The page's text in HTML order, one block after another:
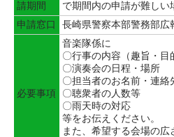
請期間
で期間内の申請が難しい
申請窓口
長崎県警察本部警務部広
必要事項
音楽隊係に
〇行事の内容（趣旨・目
〇演奏会の日程・場所
〇担当者のお名前・連絡
〇聴衆者の人数等
〇雨天時の対応
等をお伝えください。
また、希望する会場の